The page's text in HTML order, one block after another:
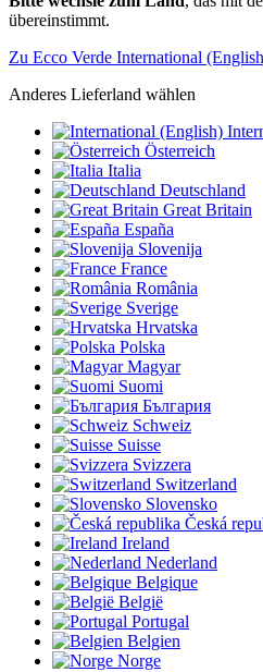
übereinstimmt.
Zu Ecco Verde International
Anderes Lieferland wählen
Österreich
Italia
Deutschland
Great Britain
España
Slovenija
France
România
Sverige
Hrvatska
Polska
Magyar
Suomi
България
Schweiz
Suisse
Svizzera
Switzerland
Slovensko
Česká
Ireland
Nederland
Belgique
België
Portugal
Belgien
Norge